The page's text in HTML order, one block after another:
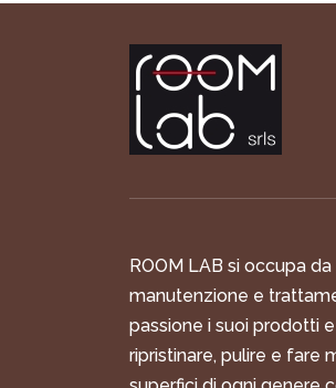
ROOM LAB si occupa
manutenzione e
passione i suoi prodotti
ripristinare, pulire e fare